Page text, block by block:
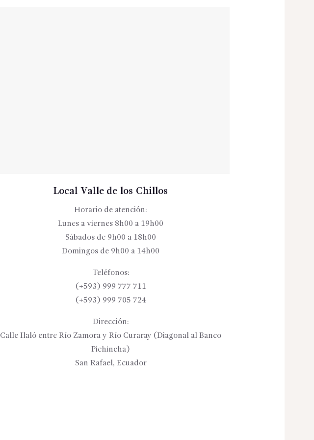
Local Valle de los Chillos
Horario de atención:
Lunes a viernes 8h00 a 19h00
Sábados de 9h00 a 18h00
Domingos de 9h00 a 14h00
Teléfonos:
(+593) 999 777 711
(+593) 999 705 724
Dirección:
Calle Ilaló entre Río Zamora y Río Curaray (Diagonal al Banco
Pichincha)
San Rafael, Ecuador